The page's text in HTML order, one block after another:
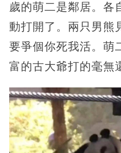
歲的萌二是鄰居。各
動打開了。兩只男熊
要爭個你死我活。萌
富的古大爺打的毫無